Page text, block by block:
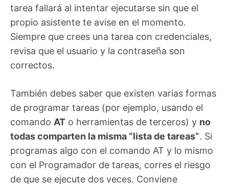
tarea fallará al intentar ejecutarse sin que el
propio asistente te avise en el momento.
Siempre que crees una tarea con credenciales,
revisa que el usuario y la contraseña son
correctos.
También debes saber que existen varias formas
de programar tareas (por ejemplo, usando el
comando AT o herramientas de terceros) y no
todas comparten la misma “lista de tareas”. Si
programas algo con el comando AT y lo mismo
con el Programador de tareas, corres el riesgo
de que se ejecute dos veces. Conviene